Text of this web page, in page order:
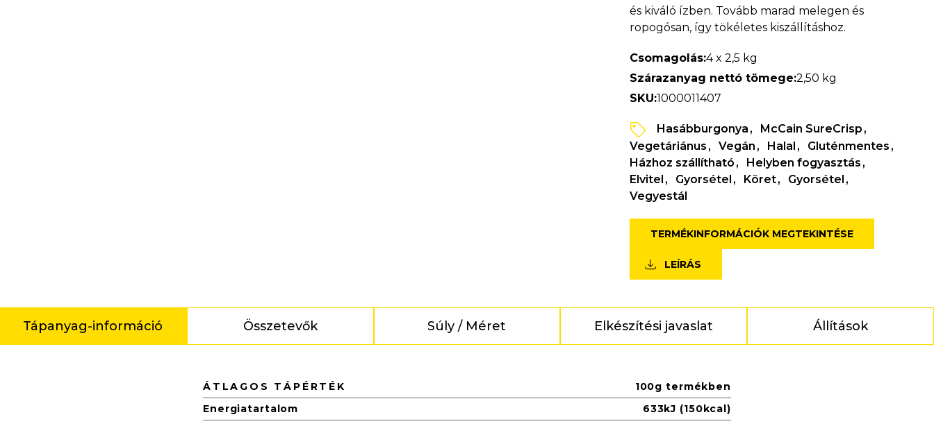
és kiváló ízben. Tovább marad melegen és
ropogósan, így tökéletes kiszállításhoz.
Csomagolás:4 x 2,5 kg
Szárazanyag nettó tömege:2,50 kg
SKU:1000011407
Hasábburgonya
McCain SureCrisp
Vegetáriánus
Vegán Halal
Gluténmentes
Házhoz szállítható
Helyben fogyasztás
Elvitel
Gyorsétel Köret
Gyorsétel
Vegyestál
TERMÉKINFORMÁCIÓK MEGTEKINTÉSE
LEÍRÁS
Tápanyag-információ Összetevők Súly / Méret Elkészítési javaslat Állítások
Tápanyag-információÁTLAGOS TÁPÉRTÉK
100g termékben
Energiatartalom
633kJ (150kcal)